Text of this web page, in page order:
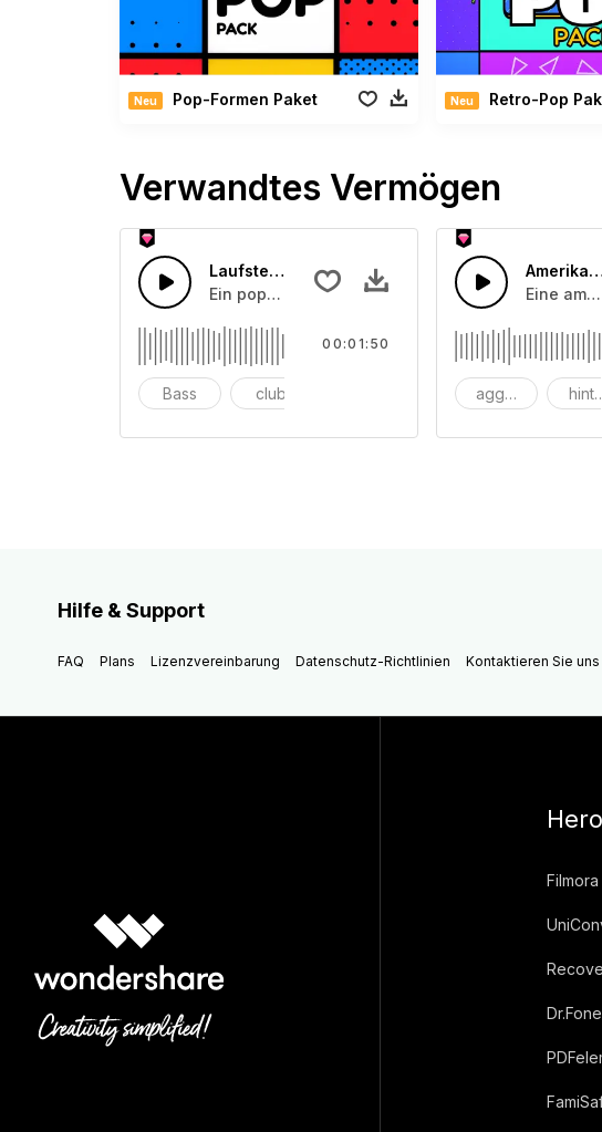
Neu Pop-Formen Paket Neu Retro-Pop
Verwandtes Vermögen
Laufsteg House-Beat
Ein poppiger House-Beat für den Laufsteg.
Bass club
00:01:50
Eine
aggressiv
Hilfe & Support
FAQ Plans Lizenzvereinbarung Datenschutz-Richtlinien Kontaktieren Sie uns
Filmora
Dr.Fone